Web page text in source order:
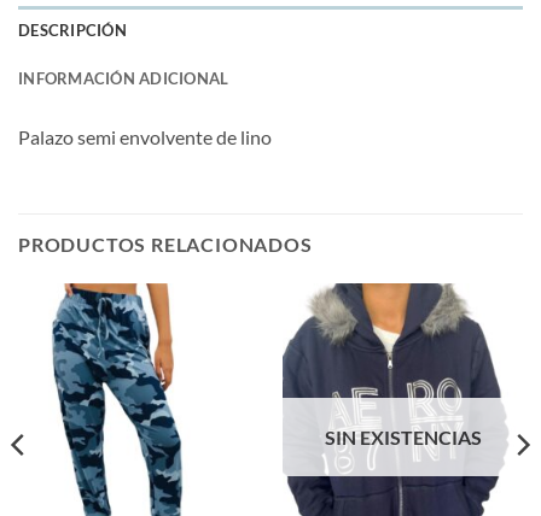
DESCRIPCIÓN
INFORMACIÓN ADICIONAL
Palazo semi envolvente de lino
PRODUCTOS RELACIONADOS
SIN EXISTENCIAS